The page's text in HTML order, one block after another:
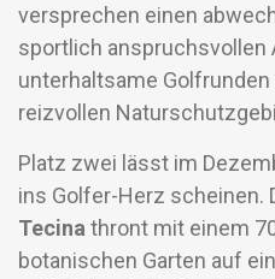
versprechen einen
sportlich anspruchsvollen
unterhaltsame
reizvollen
Platz zwei lässt im
ins Golfer-Herz scheinen.
Tecinathront mit einem
botanischen Garten auf